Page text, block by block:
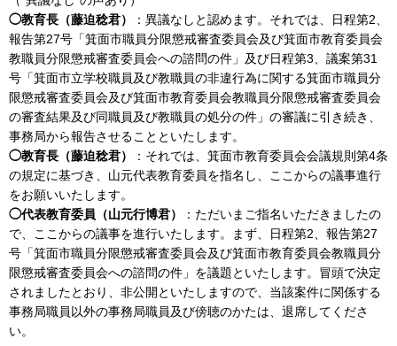
◯教育長（藤迫稔君）
：異議なしと認めます。それでは、日程第2、
報告第27号「箕面市職員分限懲戒審査委員会及び箕面市教育委員会
教職員分限懲戒審査委員会への諮問の件」及び日程第3、議案第31
号「箕面市立学校職員及び教職員の非違行為に関する箕面市職員分
限懲戒審査委員会及び箕面市教育委員会教職員分限懲戒審査委員会
の審査結果及び同職員及び教職員の処分の件」の審議に引き続き、
事務局から報告させることといたします。
◯教育長（藤迫稔君）
：それでは、箕面市教育委員会会議規則第4条
の規定に基づき、山元代表教育委員を指名し、ここからの議事進行
をお願いいたします。
◯代表教育委員（山元行博君）
：ただいまご指名いただきましたの
で、ここからの議事を進行いたします。まず、日程第2、報告第27
号「箕面市職員分限懲戒審査委員会及び箕面市教育委員会教職員分
限懲戒審査委員会への諮問の件」を議題といたします。冒頭で決定
されましたとおり、非公開といたしますので、当該案件に関係する
事務局職員以外の事務局職員及び傍聴のかたは、退席してくださ
い。